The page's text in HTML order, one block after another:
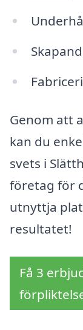
Genom att
kan du
svets i
företag för
utnyttja
resultatet!
Få 3